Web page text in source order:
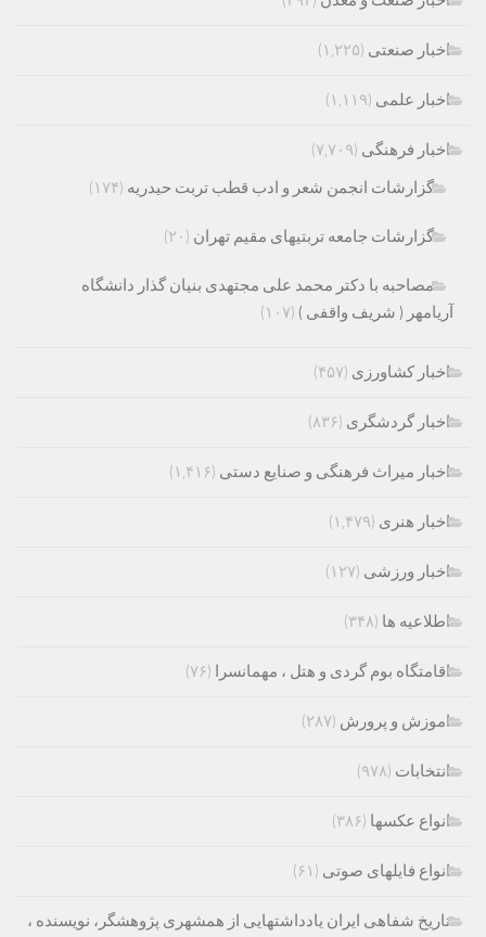
اخبار صنعتی (۱,۲۲۵)
اخبار علمی (۱,۱۱۹)
اخبار فرهنگی (۷,۷۰۹)
گزارشات انجمن شعر و ادب قطب تربت حیدریه (۱۷۴)
گزارشات جامعه تربتیهای مقیم تهران (۲۰)
مصاحبه با دکتر محمد علی مجتهدی بنیان گذار دانشگاه
آریامهر ( شریف واقفی ) (۱۰۷)
اخبار کشاورزی (۴۵۷)
اخبار گردشگری (۸۳۶)
اخبار میراث فرهنگی و صنایع دستی (۱,۴۱۶)
اخبار هنری (۱,۴۷۹)
اخبار ورزشی (۱۲۷)
اطلاعیه ها (۳۴۸)
اقامتگاه بوم گردی و هتل ، مهمانسرا (۷۶)
اموزش و پرورش (۲۸۷)
انتخابات (۹۷۸)
انواع عکسها (۳۸۶)
انواع فایلهای صوتی (۶۱)
تاریخ شفاهی ایران یادداشتهایی از همشهری پژوهشگر، نویسنده ،